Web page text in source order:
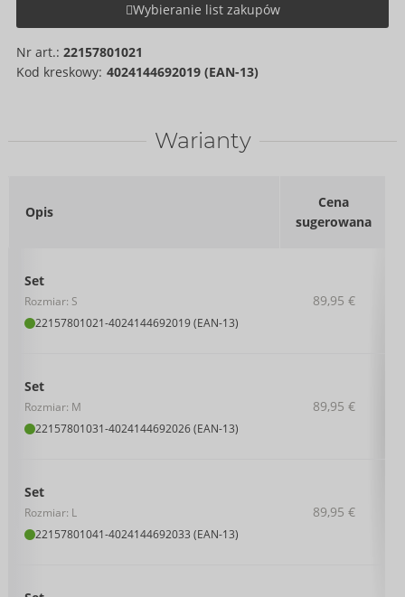
Wybieranie list zakupów
Nr art.: 22157801021
Kod kreskowy: 4024144692019 (EAN-13)
Warianty
Opis
Cena
sugerowana
Set
Rozmiar: S
22157801021-4024144692019 (EAN-13)
89,95 €
Set
Rozmiar: M
22157801031-4024144692026 (EAN-13)
89,95 €
Set
Rozmiar: L
22157801041-4024144692033 (EAN-13)
89,95 €